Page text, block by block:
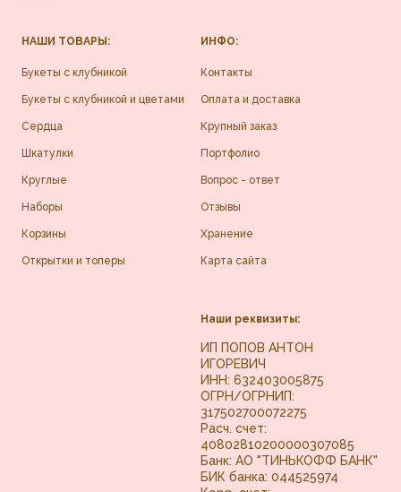
НАШИ ТОВАРЫ:
Букеты с клубникой
Букеты с клубникой и цветами
Сердца
Шкатулки
Круглые
Наборы
Корзины
Открытки и топеры
ИНФО:
Контакты
Оплата и доставка
Крупный заказ
Портфолио
Вопрос - ответ
Отзывы
Хранение
Карта сайта
Наши реквизиты:
ИП ПОПОВ АНТОН
ИГОРЕВИЧ
ИНН: 632403005875
ОГРН/ОГРНИП:
317502700072275
Расч. счет:
40802810200000307085
Банк: АО "ТИНЬКОФФ БАНК"
БИК банка: 044525974